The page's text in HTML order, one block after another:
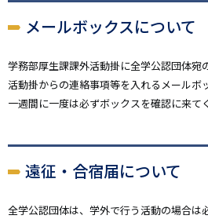
メールボックスについて
学務部厚生課課外活動掛に全学公認団体宛
活動掛からの連絡事項等を入れるメールボ
一週間に一度は必ずボックスを確認に来て
遠征・合宿届について
全学公認団体は、学外で行う活動の場合は